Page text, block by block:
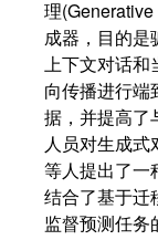
理
成器，目的是
上下文对话和
向传播进行端
据，并提高了
人员对生成
等人提出了一
结合了基于迁
监督预测任务